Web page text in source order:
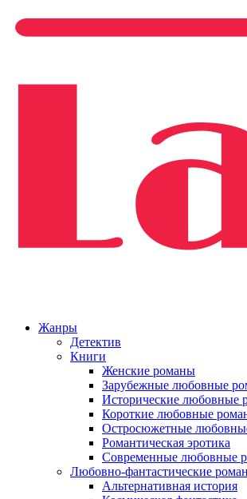
Жанры
Детектив
Книги
Женские романы
Зарубежные любовные
Исторические любовные
Короткие любовные
Остросюжетные
Романтическая эротика
Современные любовные
Любовно-фантастические
Альтернативная история